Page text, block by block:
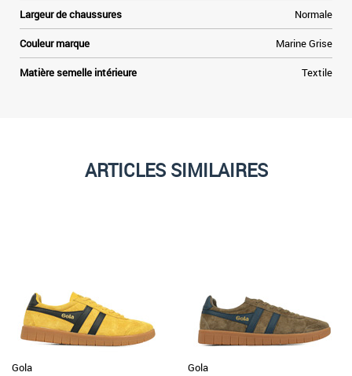
Largeur de chaussures Normale
Couleur marque Marine Grise
Matière semelle intérieure Textile
ARTICLES SIMILAIRES
Gola
Gola